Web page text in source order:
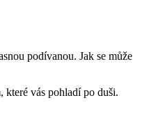
podívanou. Jak se může
vás pohladí po duši.